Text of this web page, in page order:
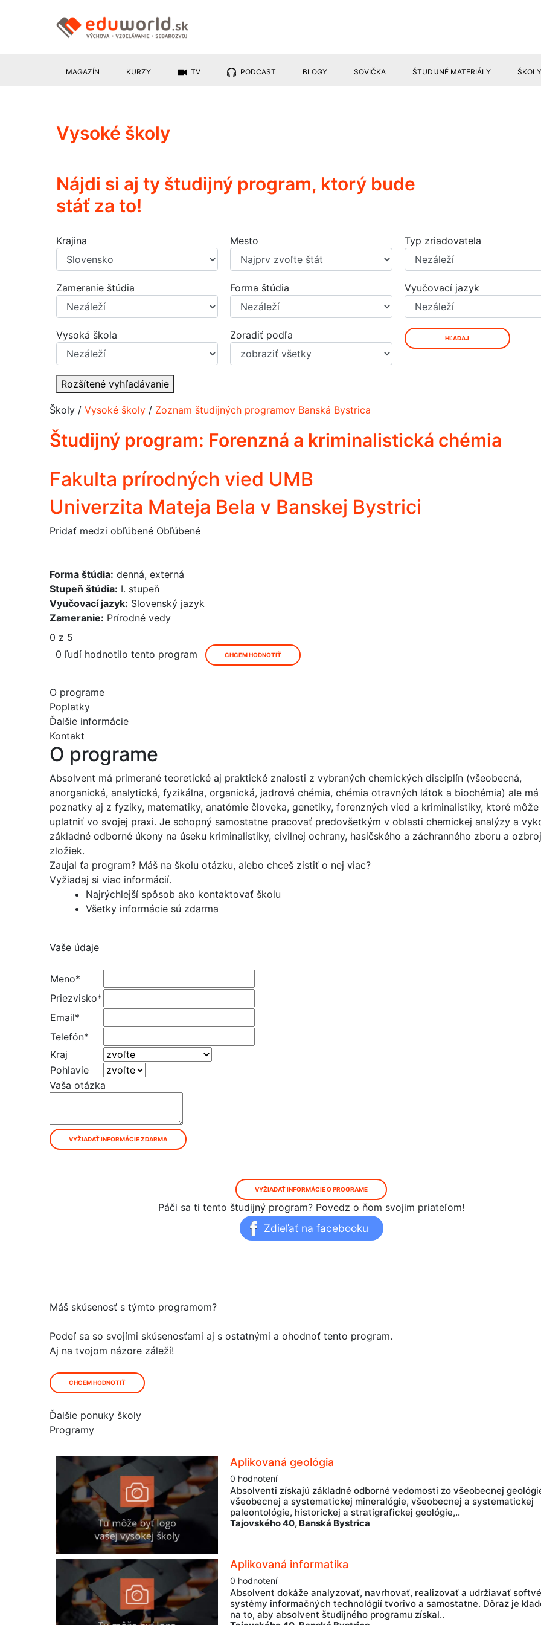
MAGAZÍN KURZY TV PODCAST BLOGY SOVIČKA ŠTUDIJNÉ MATERIÁLY ŠKOLY
Vysoké školy
Nájdi si aj ty študijný program, ktorý bude
stáť za to!
Krajina Mesto Typ zriadovatela
Zameranie štúdia Forma štúdia Vyučovací jazyk
Vysoká škola Zoradiť podľa HĽADAJ
Rozšítené vyhľadávanie
Školy / Vysoké školy / Zoznam študijných programov Banská Bystrica
Študijný program: Forenzná a kriminalistická chémia
Fakulta prírodných vied UMB
Univerzita Mateja Bela v Banskej Bystrici
Pridať medzi obľúbené Obľúbené
Forma štúdia: denná, externá
Stupeň štúdia: I. stupeň
Vyučovací jazyk: Slovenský jazyk
Zameranie: Prírodné vedy
0 z 5
0 ľudí hodnotilo tento program
CHCEM HODNOTIŤ
O programe
Poplatky
Ďalšie informácie
Kontakt
O programe
Absolvent má primerané teoretické aj praktické znalosti z vybraných chemických disciplín (všeobecná,
anorganická, analytická, fyzikálna, organická, jadrová chémia, chémia otravných látok a biochémia) ale má
poznatky aj z fyziky, matematiky, anatómie človeka, genetiky, forenzných vied a kriminalistiky, ktoré môže
uplatniť vo svojej praxi. Je schopný samostatne pracovať predovšetkým v oblasti chemickej analýzy a
základné odborné úkony na úseku kriminalistiky, civilnej ochrany, hasičského a záchranného zboru a
zložiek.
Zaujal ťa program? Máš na školu otázku, alebo chceš zistiť o nej viac?
Vyžiadaj si viac informácií.
Najrýchlejší spôsob ako kontaktovať školu
Všetky informácie sú zdarma
Vaše údaje
Meno*
Priezvisko*
Email*
Telefón*
Kraj
Pohlavie
Vaša otázka
VYŽIADAŤ INFORMÁCIE ZDARMA
VYŽIADAŤ INFORMÁCIE O PROGRAME
Páči sa ti tento študijný program? Povedz o ňom svojim priateľom!
Zdieľať na facebooku
Máš skúsenosť s týmto programom?
Podeľ sa so svojími skúsenosťami aj s ostatnými a ohodnoť tento program.
Aj na tvojom názore záleží!
CHCEM HODNOTIŤ
Ďalšie ponuky školy
Programy
Aplikovaná geológia
0 hodnotení
Absolventi získajú základné odborné vedomosti zo všeobecnej
všeobecnej a systematickej mineralógie, všeobecnej a systematickej
paleontológie, historickej a stratigrafickej geológie,..
Tajovského 40, Banská Bystrica
Aplikovaná informatika
0 hodnotení
Absolvent dokáže analyzovať, navrhovať, realizovať a udržiavať
systémy informačných technológií tvorivo a samostatne. Dôraz je
na to, aby absolvent študijného programu získal..